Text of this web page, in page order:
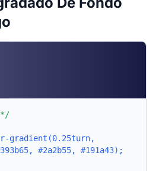
*/
gradient(0.25turn,
#2a2b55, #191a43);